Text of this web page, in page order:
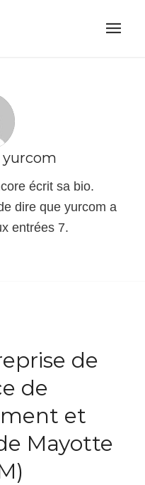
yurcom
écrit sa bio.
dire que yurcom a
entrées 7.
de
de
et
Mayotte